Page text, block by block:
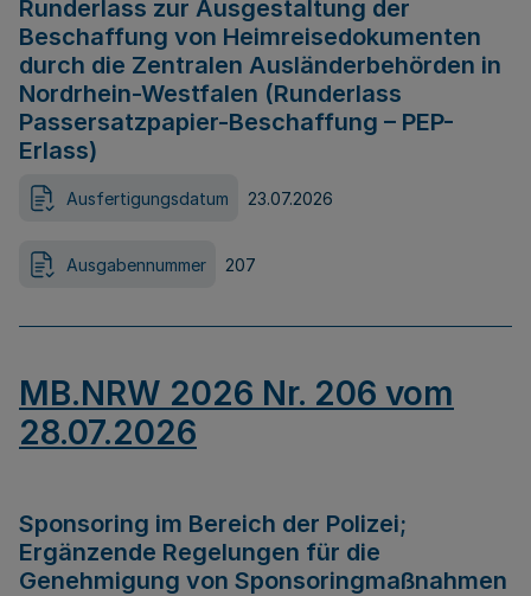
Runderlass zur Ausgestaltung der
Beschaffung von Heimreisedokumenten
durch die Zentralen Ausländerbehörden in
Nordrhein-Westfalen (Runderlass
Passersatzpapier-Beschaffung – PEP-
Erlass)
Ausfertigungsdatum 23.07.2026
Ausgabennummer 207
MB.NRW 2026 Nr. 206 vom
28.07.2026
Sponsoring im Bereich der Polizei;
Ergänzende Regelungen für die
Genehmigung von Sponsoringmaßnahmen